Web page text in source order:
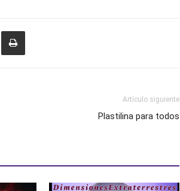
Artículo siguiente
Plastilina para todos